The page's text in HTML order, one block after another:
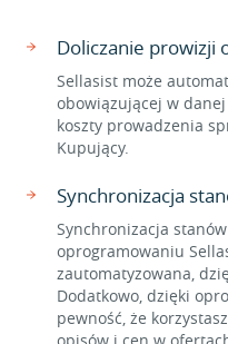
Doliczanie prowizji
Sellasist może
obowiązującej w
koszty prowadzenia
Kupujący.
Synchronizacja
Synchronizacja
oprogramowaniu
zautomatyzowana,
Dodatkowo, dzięki
pewność, że